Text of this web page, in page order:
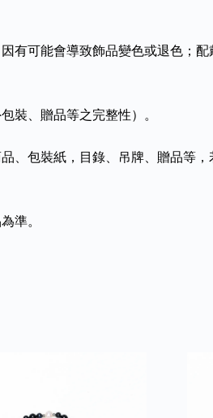
有可能會導致飾品變色或退色；
裝、贈品等之完整性）。
、包裝紙，目錄、吊牌、贈品等
準。